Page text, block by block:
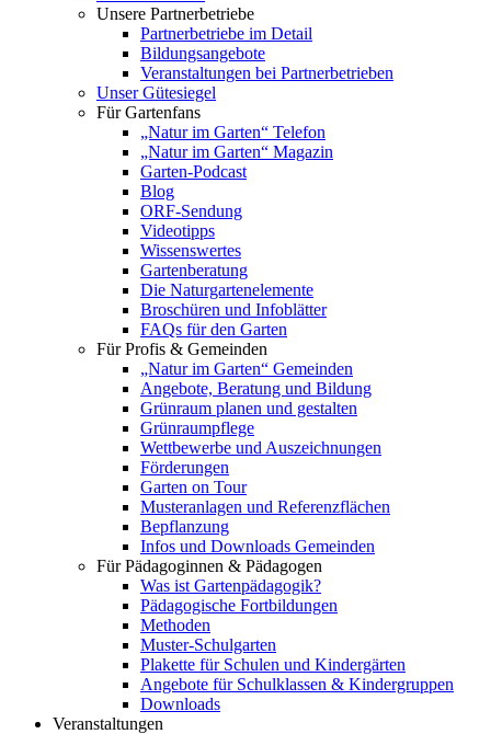
Unsere Partnerbetriebe
Partnerbetriebe im Detail
Bildungsangebote
Veranstaltungen bei Partnerbetrieben
Unser Gütesiegel
Für Gartenfans
„Natur im Garten“ Telefon
„Natur im Garten“ Magazin
Garten-Podcast
Blog
ORF-Sendung
Videotipps
Wissenswertes
Gartenberatung
Die Naturgartenelemente
Broschüren und Infoblätter
FAQs für den Garten
Für Profis & Gemeinden
„Natur im Garten“ Gemeinden
Angebote, Beratung und Bildung
Grünraum planen und gestalten
Grünraumpflege
Wettbewerbe und Auszeichnungen
Förderungen
Garten on Tour
Musteranlagen und Referenzflächen
Bepflanzung
Infos und Downloads Gemeinden
Für Pädagoginnen & Pädagogen
Was ist Gartenpädagogik?
Pädagogische Fortbildungen
Methoden
Muster-Schulgarten
Plakette für Schulen und Kindergärten
Angebote für Schulklassen & Kindergruppen
Downloads
Veranstaltungen